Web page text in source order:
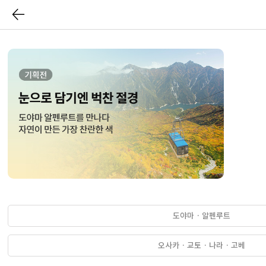
도야마 · 알펜루트
오사카 · 교토 · 나라 · 고베